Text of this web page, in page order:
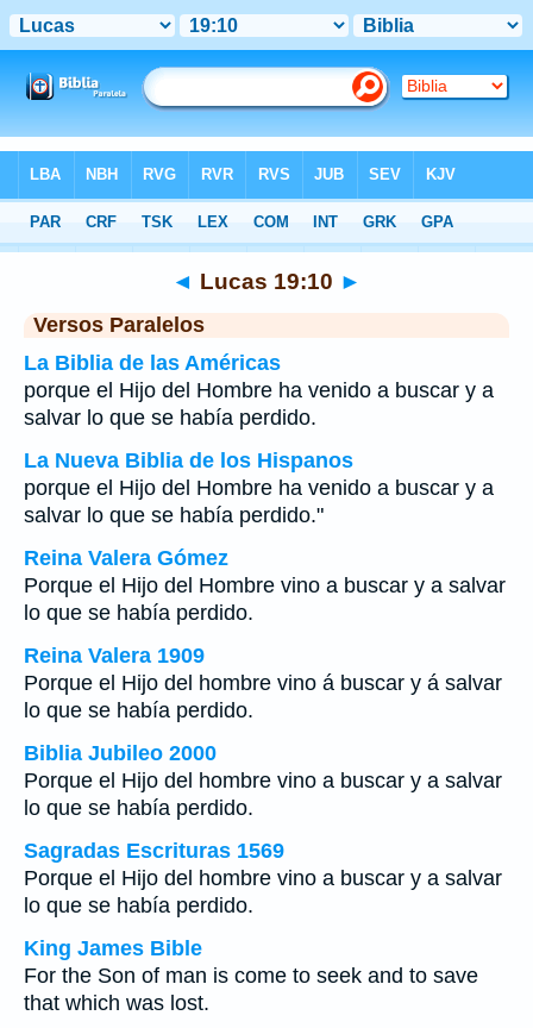
>Lucas > Capítulo 19> Verso 10
◄ Lucas 19:10 ►
Versos Paralelos
La Biblia de las Américas
porque el Hijo del Hombre ha venido a buscar y a
salvar lo que se había perdido.
La Nueva Biblia de los Hispanos
porque el Hijo del Hombre ha venido a buscar y a
salvar lo que se había perdido."
Reina Valera Gómez
Porque el Hijo del Hombre vino a buscar y a salvar
lo que se había perdido.
Reina Valera 1909
Porque el Hijo del hombre vino á buscar y á salvar
lo que se había perdido.
Biblia Jubileo 2000
Porque el Hijo del hombre vino a buscar y a salvar
lo que se había perdido.
Sagradas Escrituras 1569
Porque el Hijo del hombre vino a buscar y a salvar
lo que se había perdido.
King James Bible
For the Son of man is come to seek and to save
that which was lost.